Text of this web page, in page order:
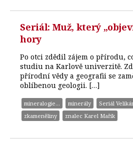
Seriál: Muž, který
hory
Po otci zdědil zájem o přírodu,
studiu na Karlově univerzitě.
přírodní vědy a geografii se
oblíbenou geologii. […]
mineralogie... minerály
Seriál
zkameněliny
znalec Karel Mařík